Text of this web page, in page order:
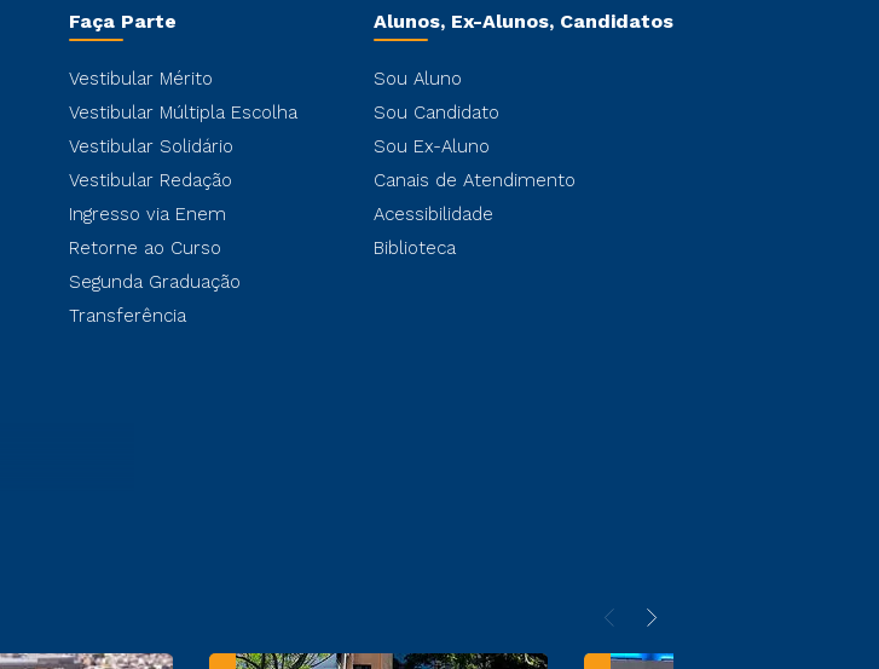
Faça Parte
Vestibular Mérito
Vestibular Múltipla Escolha
Vestibular Solidário
Vestibular Redação
Ingresso via Enem
Retorne ao Curso
Segunda Graduação
Transferência
Alunos, Ex-Alunos, Candidatos
Sou Aluno
Sou Candidato
Sou Ex-Aluno
Canais de Atendimento
Acessibilidade
Biblioteca